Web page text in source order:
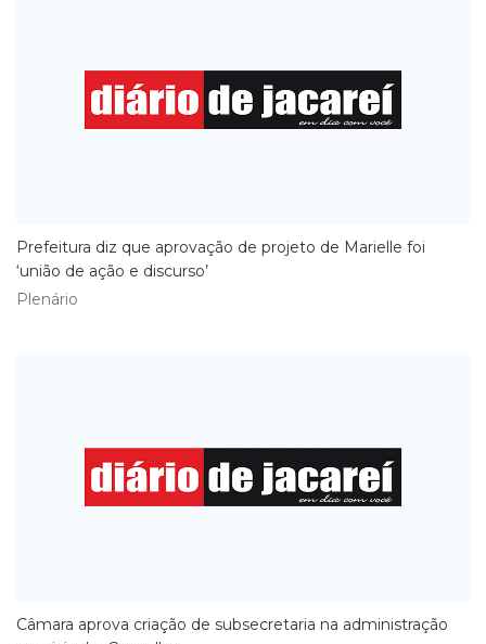
Prefeitura diz que aprovação de projeto de Marielle foi
‘união de ação e discurso’
Plenário
Câmara aprova criação de subsecretaria na administração